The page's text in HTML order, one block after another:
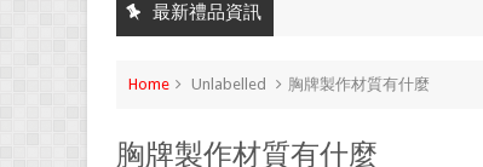
最新禮品資訊
Home Unlabelled 胸牌製作材質有什麼
胸牌製作材質有什麼